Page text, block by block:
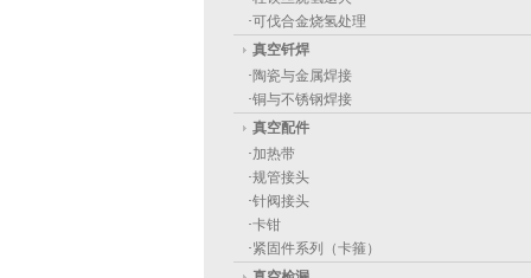
·可伐合金烧氢处理
真空钎焊
· 陶瓷与金属焊接
·铜与不锈钢焊接
真空配件
·加热带
·规管接头
·针阀接头
·卡钳
·紧固件系列（卡箍）